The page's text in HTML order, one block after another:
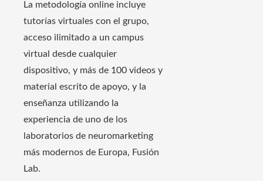
La metodología online incluye
tutorías virtuales con el grupo,
acceso ilimitado a un campus
virtual desde cualquier
dispositivo, y más de 100 videos y
material escrito de apoyo, y la
enseñanza utilizando la
experiencia de uno de los
laboratorios de neuromarketing
más modernos de Europa, Fusión
Lab.